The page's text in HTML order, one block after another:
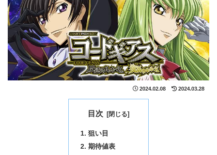
2024.02.08 2024.03.28
目次
狙い目
期待値表